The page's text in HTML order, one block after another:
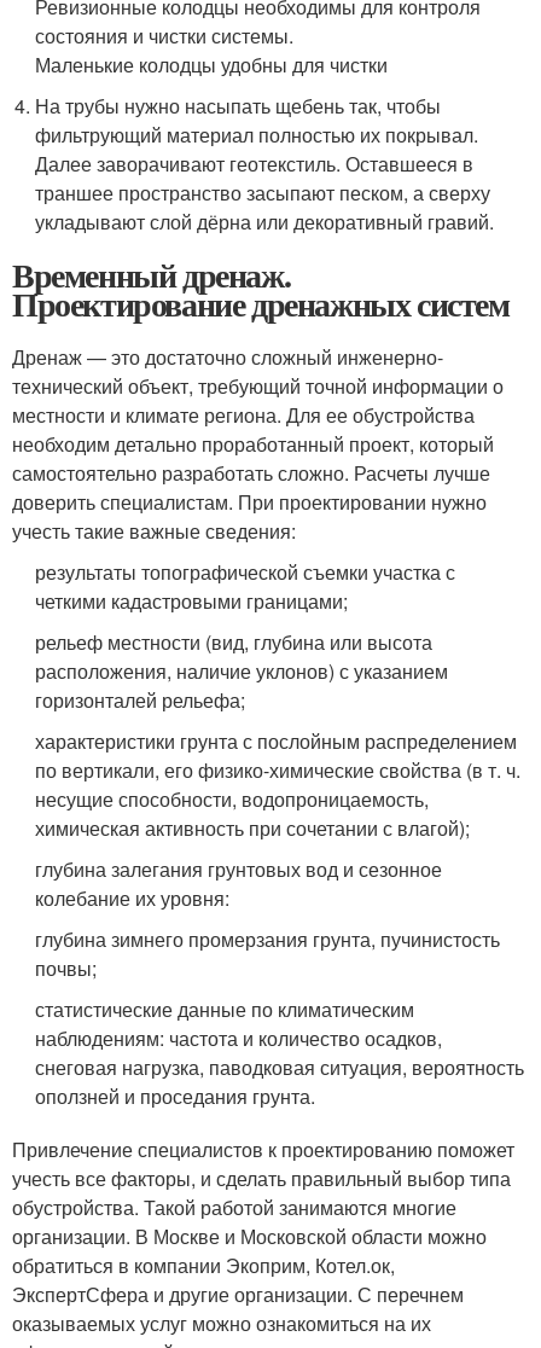
Ревизионные колодцы необходимы для контроля
состояния и чистки системы.
Маленькие колодцы удобны для чистки
На трубы нужно насыпать щебень так, чтобы
фильтрующий материал полностью их покрывал.
Далее заворачивают геотекстиль. Оставшееся в
траншее пространство засыпают песком, а сверху
укладывают слой дёрна или декоративный гравий.
Временный дренаж.
Проектирование дренажных систем
Дренаж — это достаточно сложный инженерно-
технический объект, требующий точной информации о
местности и климате региона. Для ее обустройства
необходим детально проработанный проект, который
самостоятельно разработать сложно. Расчеты лучше
доверить специалистам. При проектировании нужно
учесть такие важные сведения:
результаты топографической съемки участка с
четкими кадастровыми границами;
рельеф местности (вид, глубина или высота
расположения, наличие уклонов) с указанием
горизонталей рельефа;
характеристики грунта с послойным распределением
по вертикали, его физико-химические свойства (в т. ч.
несущие способности, водопроницаемость,
химическая активность при сочетании с влагой);
глубина залегания грунтовых вод и сезонное
колебание их уровня:
глубина зимнего промерзания грунта, пучинистость
почвы;
статистические данные по климатическим
наблюдениям: частота и количество осадков,
снеговая нагрузка, паводковая ситуация, вероятность
оползней и проседания грунта.
Привлечение специалистов к проектированию поможет
учесть все факторы, и сделать правильный выбор типа
обустройства. Такой работой занимаются многие
организации. В Москве и Московской области можно
обратиться в компании Экоприм, Котел.ок,
ЭкспертСфера и другие организации. С перечнем
оказываемых услуг можно ознакомиться на их